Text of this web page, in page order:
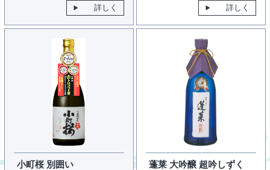
詳しく 詳しく
小町桜 別囲い 蓬莱 大吟醸 超吟しずく